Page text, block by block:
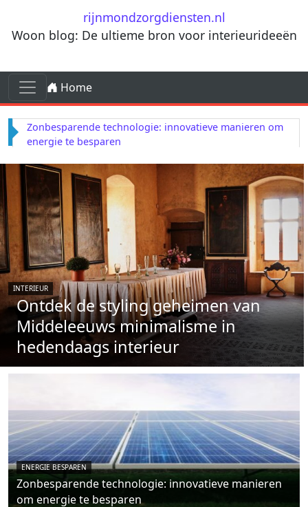
Ga naar de inhoudrijnmondzorgdiensten.nl
Woon blog: De ultieme bron voor interieurideeën
Ga naar de inhoud
Hoofdnavigatie
Home
Zonbesparende technologie: innovatieve manieren om
energie te besparen
INTERIEUR
Ontdek de styling geheimen van
Middeleeuws minimalisme in
hedendaags interieur
ENERGIE BESPAREN
Zonbesparende technologie: innovatieve manieren
om energie te besparen